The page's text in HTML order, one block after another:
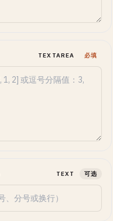
TEXTAREA 必填
TEXT 可选